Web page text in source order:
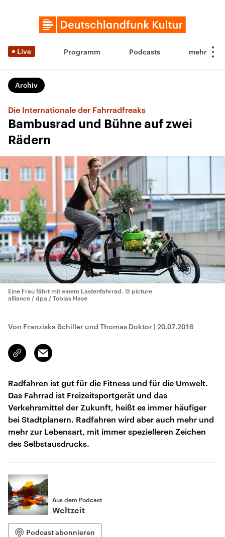
Live Programm Podcasts
Archiv
Die Internationale der Fahrradfreaks
Bambusrad und Bühne auf zwei
Rädern
Eine Frau fährt mit einem Lastenfahrrad. © picture
alliance / dpa / Tobias Hase
Von Franziska Schiller und Thomas Doktor | 20.07.2016
Link
kopieren/teilen
Email
Radfahren ist gut für die Fitness und für die Umwelt.
Das Fahrrad ist Freizeitsportgerät und das
Verkehrsmittel der Zukunft, heißt es immer häufiger
bei Stadtplanern. Radfahren wird aber auch mehr und
mehr zur Lebensart, mit immer spezielleren Zeichen
des Selbstausdrucks.
Aus dem Podcast
Weltzeit
Podcast abonnieren